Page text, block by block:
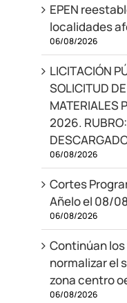
EPEN
localidades
06/08/2026
LICITACIÓN
SOLICITUD
MATERIALES
2026.
06/08/2026
Cortes
Añelo el 08/
06/08/2026
Continúan los
normalizar el
zona centro
06/08/2026